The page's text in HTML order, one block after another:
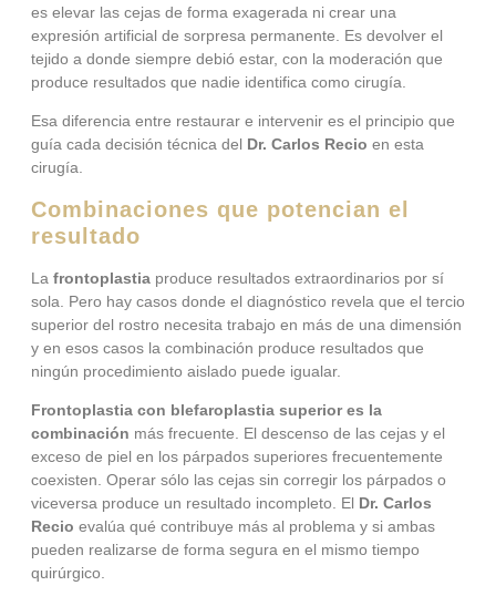
es elevar las cejas de forma exagerada ni crear una
expresión artificial de sorpresa permanente. Es devolver el
tejido a donde siempre debió estar, con la moderación que
produce resultados que nadie identifica como cirugía.
Esa diferencia entre restaurar e intervenir es el principio que
guía cada decisión técnica del Dr. Carlos Recio en esta
cirugía.
Combinaciones que potencian el
resultado
La frontoplastia produce resultados extraordinarios por sí
sola. Pero hay casos donde el diagnóstico revela que el tercio
superior del rostro necesita trabajo en más de una dimensión
y en esos casos la combinación produce resultados que
ningún procedimiento aislado puede igualar.
Frontoplastia con blefaroplastia superior es la
combinación más frecuente. El descenso de las cejas y el
exceso de piel en los párpados superiores frecuentemente
coexisten. Operar sólo las cejas sin corregir los párpados o
viceversa produce un resultado incompleto. El Dr. Carlos
Recio evalúa qué contribuye más al problema y si ambas
pueden realizarse de forma segura en el mismo tiempo
quirúrgico.